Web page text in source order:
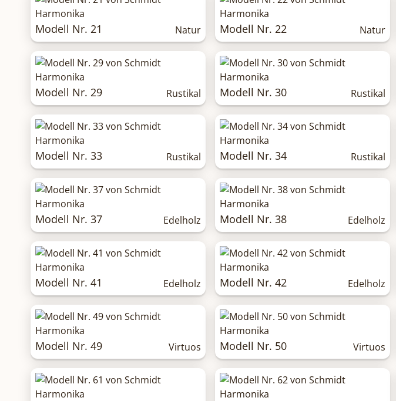
Modell Nr. 21 Natur Modell Nr. 22 Natur
Modell Nr. 29 Rustikal Modell Nr. 30 Rustikal
Modell Nr. 33 Rustikal Modell Nr. 34 Rustikal
Modell Nr. 37 Edelholz Modell Nr. 38 Edelholz
Modell Nr. 41 Edelholz Modell Nr. 42 Edelholz
Modell Nr. 49 Virtuos Modell Nr. 50 Virtuos